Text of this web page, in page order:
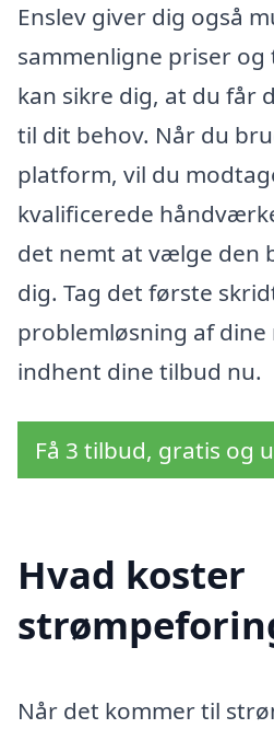
Enslev giver dig også
sammenligne priser og
kan sikre dig, at du får
til dit behov. Når du
platform, vil du
kvalificerede
det nemt at vælge den
dig. Tag det første
problemløsning af dine
indhent dine tilbud nu.
Få 3 tilbud, gratis og
Hvad koster
Når det kommer til